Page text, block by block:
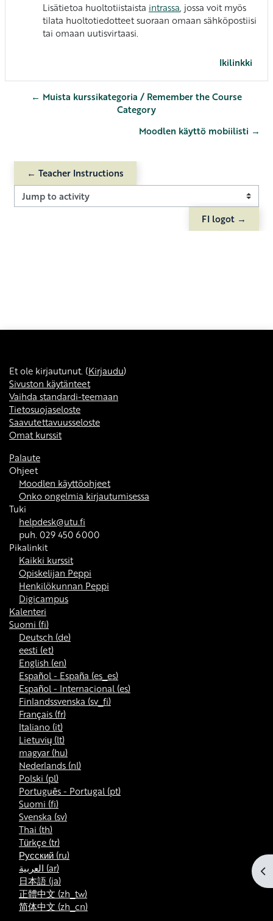
Lisätietoa huoltotiistaista intrassa, jossa voit myös
tilata huoltotiedotteet suoraan omaan sähköpostiisi
tai omaan uutisvirtaasi.
Ikilinkki
← Muista kurssikategoria / Remember the Course
Category
Moodlen käyttö mobiilisti →
← Teacher Instructions
Jump to activity
FI logot →
Et ole kirjautunut. (Kirjaudu)
Sivuston käytänteet
Vaihda standardi-teemaan
Tietosuojaseloste
Saavutettavuusseloste
Omat kurssit
Palaute
Ohjeet
Moodlen käyttöohjeet
Onko ongelmia kirjautumisessa
Tuki
helpdesk@utu.fi
puh. 029 450 6000
Pikalinkit
Kaikki kurssit
Opiskelijan Peppi
Henkilökunnan Peppi
Digicampus
Kalenteri
Suomi ‎(fi)‎
Deutsch ‎(de)‎
eesti ‎(et)‎
English ‎(en)‎
Español - España ‎(es_es)‎
Español - Internacional ‎(es)‎
Finlandssvenska ‎(sv_fi)‎
Français ‎(fr)‎
Italiano ‎(it)‎
Lietuvių ‎(lt)‎
magyar ‎(hu)‎
Nederlands ‎(nl)‎
Polski ‎(pl)‎
Português - Portugal ‎(pt)‎
Suomi ‎(fi)‎
Svenska ‎(sv)‎
Thai ‎(th)‎
Türkçe ‎(tr)‎
Русский ‎(ru)‎
العربية ‎(ar)‎
日本語 ‎(ja)‎
正體中文 ‎(zh_tw)‎
简体中文 ‎(zh_cn)‎